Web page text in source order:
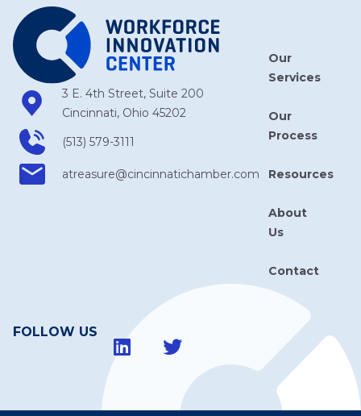
3 E. 4th Street, Suite 200
Cincinnati, Ohio 45202
(513) 579-3111
atreasure​@cincinnatichamber​.com
Our
Services
Our
Process
Resources
About
Us
Contact
FOLLOW US